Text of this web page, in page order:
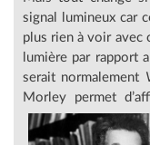
signal lumineux car
plus rien à voir avec
lumière par rapport
serait normalement
Morley permet